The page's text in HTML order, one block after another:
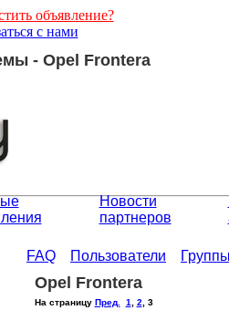
объявление?
с нами
- Opel Frontera
Новости
партнеров
FAQ Пользователи
Opel Frontera
На страницу Пред. 1 2 3